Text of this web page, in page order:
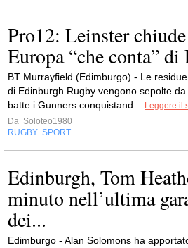
Pro12: Leinster
Europa “che conta”
BT Murrayfield (Edimburgo) - Le
di Edinburgh Rugby vengono sepolte
batte i Gunners conquistand...
Leggere il
Da Soloteo1980
RUGBY SPORT
Edinburgh, Tom
minuto nell’ultima
dei...
Edimburgo - Alan Solomons ha